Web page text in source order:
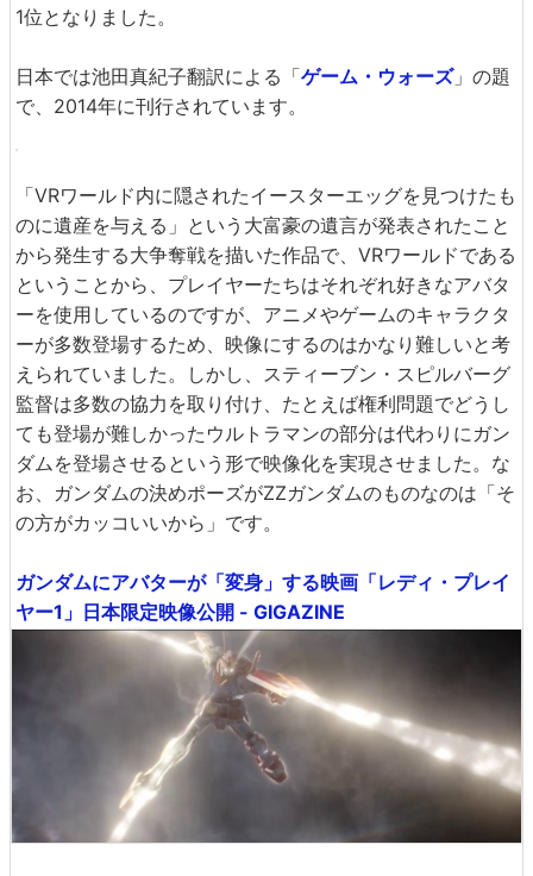
1位となりました。
日本では池田真紀子翻訳による「ゲーム・ウォーズ」の題
で、2014年に刊行されています。
「VRワールド内に隠されたイースターエッグを見つけたも
のに遺産を与える」という大富豪の遺言が発表されたこと
から発生する大争奪戦を描いた作品で、VRワールドである
ということから、プレイヤーたちはそれぞれ好きなアバタ
ーを使用しているのですが、アニメやゲームのキャラクタ
ーが多数登場するため、映像にするのはかなり難しいと考
えられていました。しかし、スティーブン・スピルバーグ
監督は多数の協力を取り付け、たとえば権利問題でどうし
ても登場が難しかったウルトラマンの部分は代わりにガン
ダムを登場させるという形で映像化を実現させました。な
お、ガンダムの決めポーズがZZガンダムのものなのは「そ
の方がカッコいいから」です。
ガンダムにアバターが「変身」する映画「レディ・プレイ
ヤー1」日本限定映像公開 - GIGAZINE